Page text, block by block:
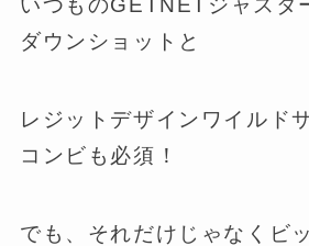
いつものGETNETジャスタ
ダウンショットと
レジットデザインワイルド
コンビも必須！
でも、それだけじゃなくビ